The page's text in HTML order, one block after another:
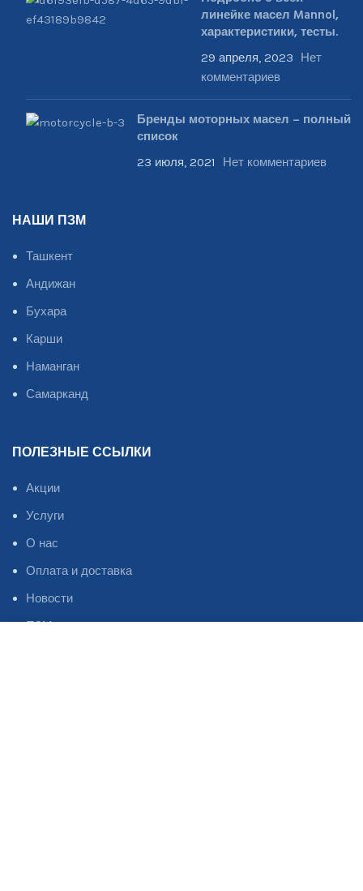
линейке масел Mannol,
характеристики, тесты.
29 апреля, 2023
Нет
комментариев
Бренды моторных масел – полный
список
23 июля, 2021 Нет комментариев
НАШИ ПЗМ
Ташкент
Андижан
Бухара
Карши
Наманган
Самарканд
ПОЛЕЗНЫЕ ССЫЛКИ
Акции
Услуги
О нас
Оплата и доставка
Новости
ПЗМ